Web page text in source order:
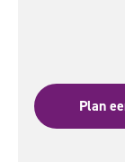
Plan